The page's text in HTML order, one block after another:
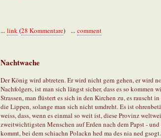
... link (28 Kommentare) ... comment
Nachtwache
Der König wird abtreten. Er wird nicht gern gehen, er wird
Nachfolgers, ist man sich längst sicher, dass es so kommen
Strassen, man flüstert es sich in den Kirchen zu, es rauscht
die Lippen, solange man sich nicht umdreht. Es ist
weiss, dass, wenn es einmal so weit ist, diese Provinz
zweitwichtigsten Menschen auf Erden nach dem Papst -
kommt, bei dem schiachn Polackn hed ma des nia ned gsogt.